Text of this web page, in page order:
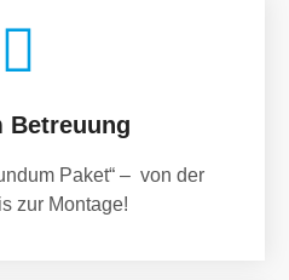
Betreuung
Paket“ – von der
zur Montage!